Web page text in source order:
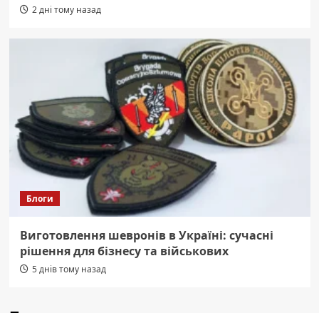
2 дні тому назад
Блоги
Виготовлення шевронів в Україні: сучасні
рішення для бізнесу та військових
5 днів тому назад